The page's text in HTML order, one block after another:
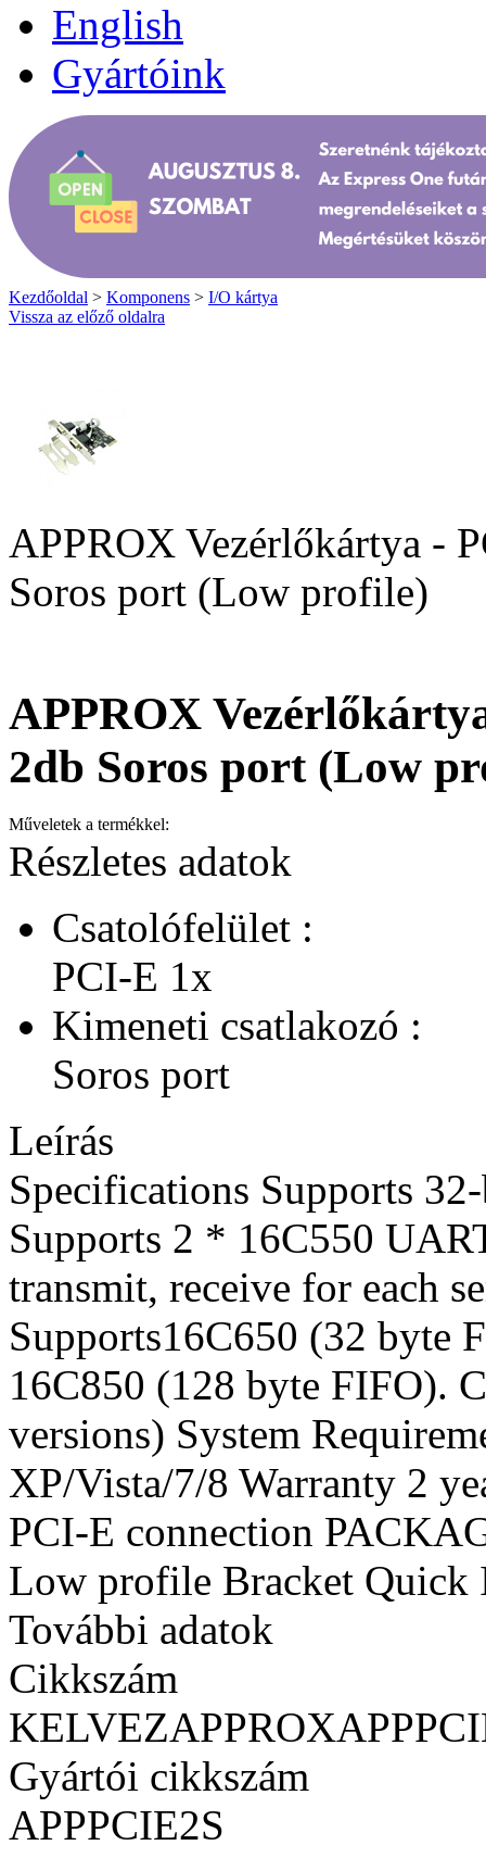
English
Gyártóink
Kezdőoldal > Komponens > I/O kártya
Vissza az előző oldalra
APPROX Vezérlőkártya -
Soros port (Low profile)
APPROX
2db Soros port (Low
Műveletek a termékkel:
Részletes adatok
Csatolófelület :
PCI-E 1x
Kimeneti csatlakozó :
Soros port
Leírás
Specifications Supports
Supports 2 * 16C550
transmit, receive for each
Supports16C650 (32 byte
16C850 (128 byte FIFO).
versions) System
XP/Vista/7/8 Warranty 2
PCI-E connection
Low profile Bracket Quick
További adatok
Cikkszám
Gyártói cikkszám
APPPCIE2S